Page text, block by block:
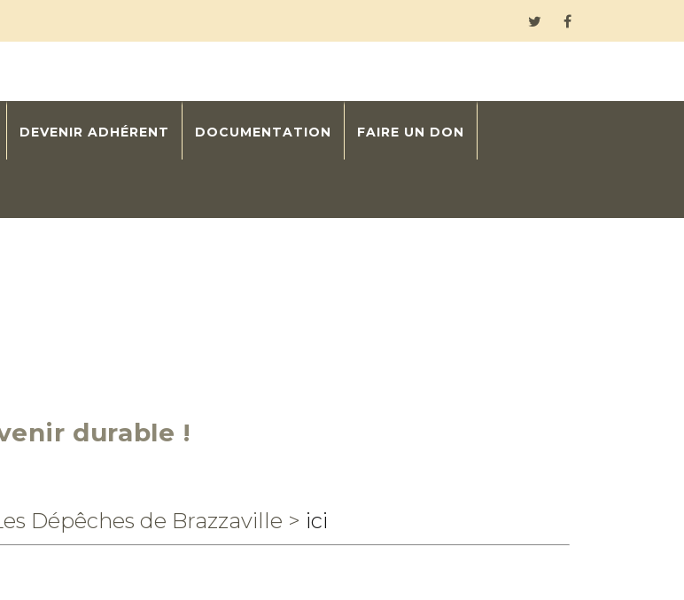
DEVENIR ADHÉRENT DOCUMENTATION FAIRE UN DON
durable !
Dépêches de Brazzaville > ici